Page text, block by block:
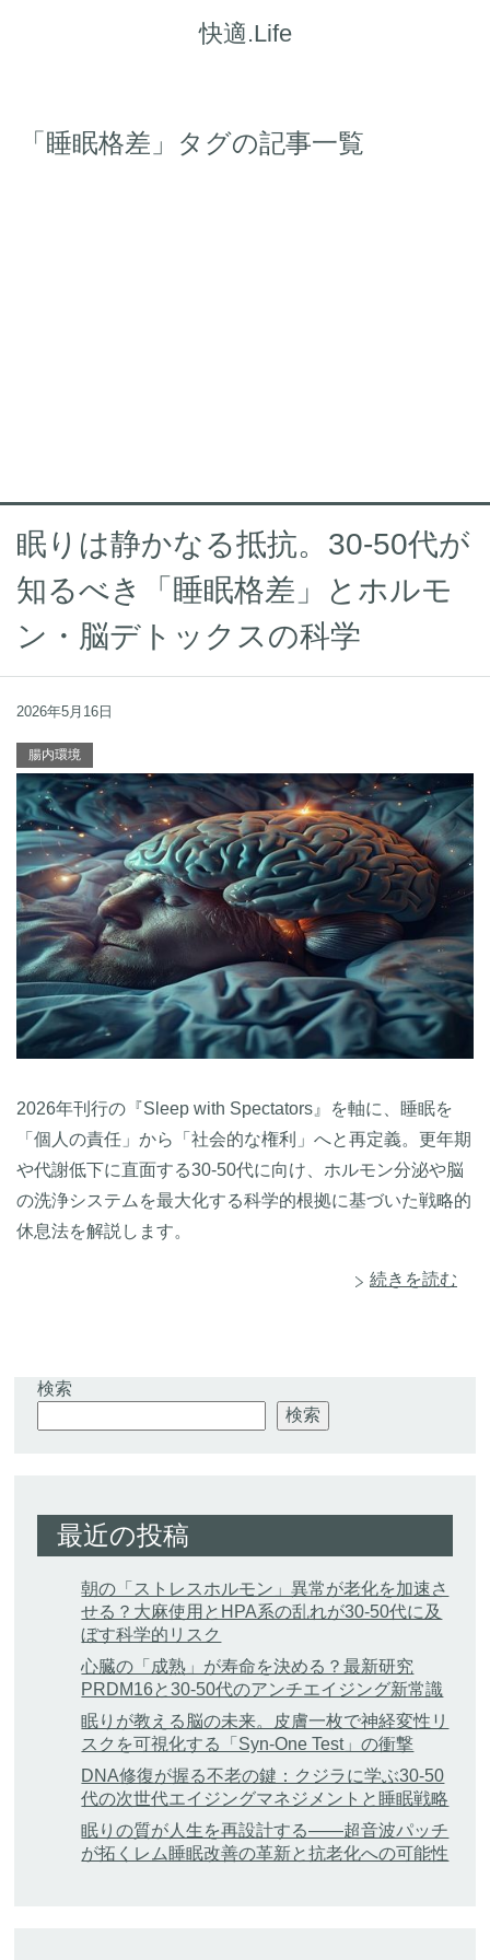
快適.Life
「睡眠格差」タグの記事一覧
眠りは静かなる抵抗。30-50代が
知るべき「睡眠格差」とホルモ
ン・脳デトックスの科学
2026年5月16日
腸内環境
2026年刊行の『Sleep with Spectators』を軸に、睡眠を
「個人の責任」から「社会的な権利」へと再定義。更年期
や代謝低下に直面する30-50代に向け、ホルモン分泌や脳
の洗浄システムを最大化する科学的根拠に基づいた戦略的
休息法を解説します。
続きを読む
検索
検索
最近の投稿
朝の「ストレスホルモン」異常が老化を加速さ
せる？大麻使用とHPA系の乱れが30-50代に及
ぼす科学的リスク
心臓の「成熟」が寿命を決める？最新研究
PRDM16と30-50代のアンチエイジング新常識
眠りが教える脳の未来。皮膚一枚で神経変性リ
スクを可視化する「Syn-One Test」の衝撃
DNA修復が握る不老の鍵：クジラに学ぶ30-50
代の次世代エイジングマネジメントと睡眠戦略
眠りの質が人生を再設計する——超音波パッチ
が拓くレム睡眠改善の革新と抗老化への可能性